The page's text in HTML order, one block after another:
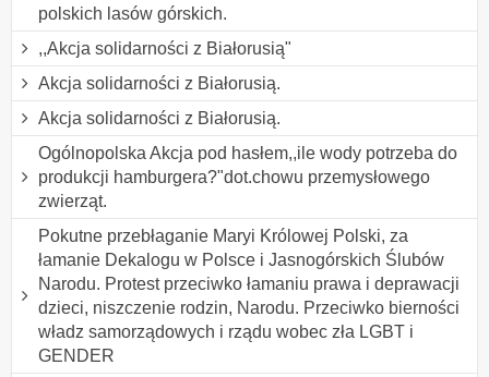
polskich lasów górskich.
,,Akcja solidarności z Białorusią"
Akcja solidarności z Białorusią.
Akcja solidarności z Białorusią.
Ogólnopolska Akcja pod hasłem,,ile wody potrzeba do
produkcji hamburgera?"dot.chowu przemysłowego
zwierząt.
Pokutne przebłaganie Maryi Królowej Polski, za
łamanie Dekalogu w Polsce i Jasnogórskich Ślubów
Narodu. Protest przeciwko łamaniu prawa i deprawacji
dzieci, niszczenie rodzin, Narodu. Przeciwko bierności
władz samorządowych i rządu wobec zła LGBT i
GENDER